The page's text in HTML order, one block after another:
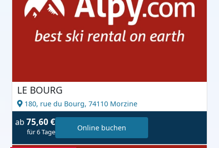
LE BOURG
180, rue du Bourg, 74110 Morzine
ab 75,60 €
für 6 Tage Online buchen